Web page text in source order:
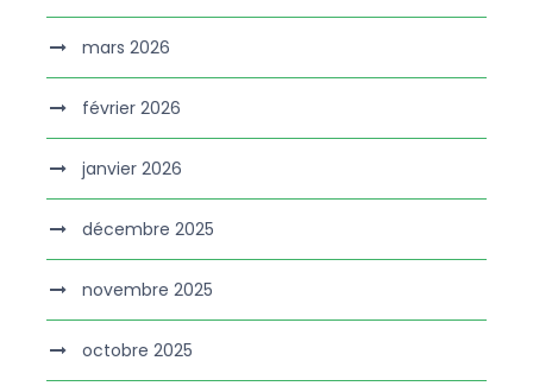
mars 2026
février 2026
janvier 2026
décembre 2025
novembre 2025
octobre 2025